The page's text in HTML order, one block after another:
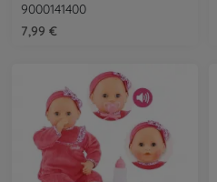
9000141400
7,99 €